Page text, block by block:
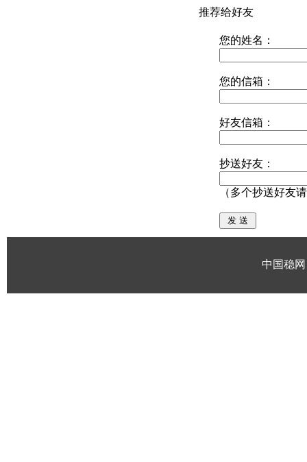
推荐给好友
您的姓名：
您的信箱：
好友信箱：
抄送好友：
（多个抄送好友
中国稳网